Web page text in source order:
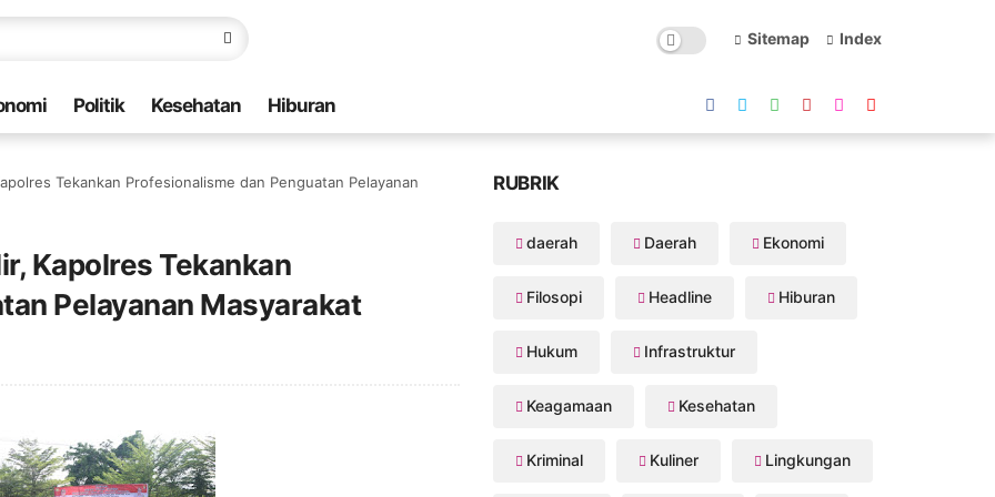
Sitemap Index
Politik Kesehatan Hiburan
Tekankan Profesionalisme dan Penguatan Pelayanan
Kapolres Tekankan
Pelayanan Masyarakat
RUBRIK
daerah Daerah Ekonomi
Filosopi Headline Hiburan
Hukum Infrastruktur
Keagamaan Kesehatan
Kriminal Kuliner Lingkungan